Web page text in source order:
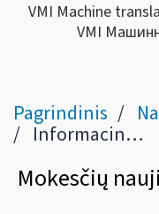
VMI Machine
VMI
Pagrindinis
Informacinis pranešimas dėl Mokesčių administravimo įstatymo 88 straipsnio apibendrinto paaiškinimo (komentaro) pakeitimo
Mokesčių